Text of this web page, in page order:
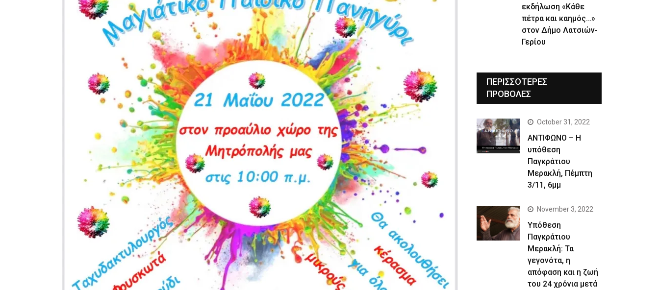
εκδήλωση «Κάθε
πέτρα και καημός…»
στον Δήμο Λατσιών-
Γερίου
ΠΕΡΙΣΣΟΤΕΡΕΣ
ΠΡΟΒΟΛΕΣ
October 31, 2022
ΑΝΤΙΦΩΝΟ – Η
υπόθεση
Παγκράτιου
Μερακλή, Πέμπτη
3/11, 6μμ
November 3, 2022
Yπόθεση
Παγκράτιου
Μερακλή: Τα
γεγονότα, η
απόφαση και η ζωή
του 24 χρόνια μετά